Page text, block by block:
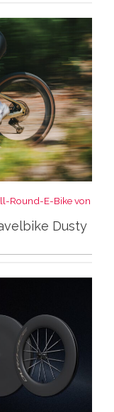
Round-E-Bike von
Dusty